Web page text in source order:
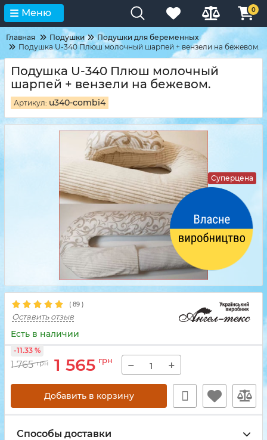
Меню 0
Главная Подушки
Подушки для беременных
Подушка U-340 Плюш молочный шарпей + вензели на бежевом.
Подушка U-340 Плюш молочный
шарпей + вензели на бежевом.
Артикул: u340-combi4
Суперцена
( 89 )
Оставить отзыв
Есть в наличии
1 765 грн 1 565 грн
-11.33 %
− +
Добавить в корзину
Способы доставки